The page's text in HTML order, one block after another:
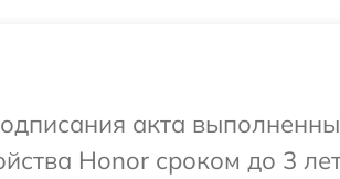
акта
Honor сроком до 3